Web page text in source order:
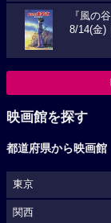
『風の
8/14(金)
映画館を探す
都道府県から映画館
東京
関西